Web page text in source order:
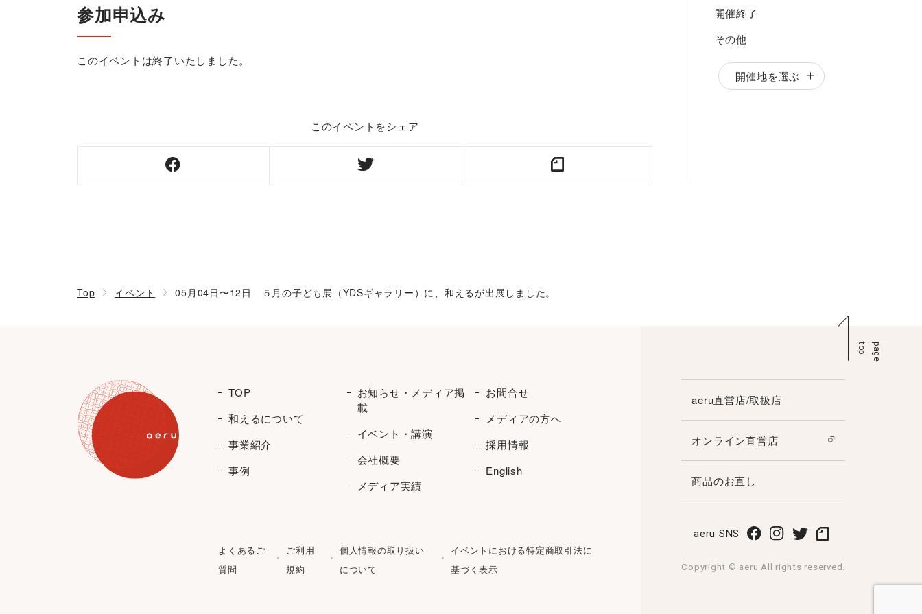
参加申込み
このイベントは終了いたしました。
このイベントをシェア
開催終了
その他
開催地を選ぶ
Top イベント 05月04日〜12日 ５月の子ども展（YDSギャラリー）に、和えるが出展しました。
p
a
g
e
t
o
p
TOP
和えるについて
事業紹介
事例
お知らせ・メディア掲
載
イベント・講演
会社概要
メディア実績
お問合せ
メディアの方へ
採用情報
English
よくあるご
質問
ご利用
規約
個人情報の取り扱い
について
イベントにおける特定商取引法に
基づく表示
aeru直営店/取扱店
オンライン直営店
商品のお直し
aeru SNS
Copyright © aeru All rights reserved.